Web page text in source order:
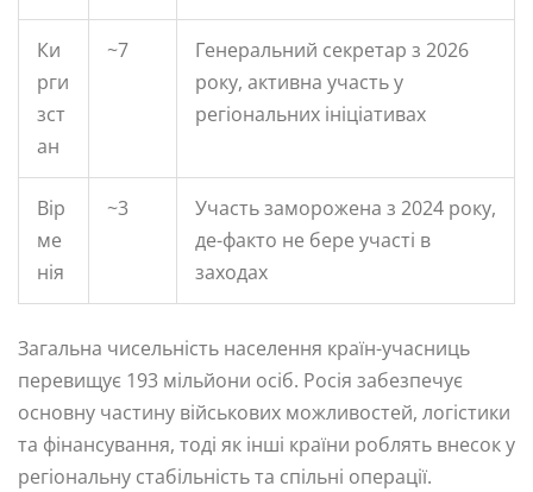
Ки
рги
зст
ан
~7
Генеральний секретар з 2026
року, активна участь у
регіональних ініціативах
Вір
ме
нія
~3
Участь заморожена з 2024 року,
де-факто не бере участі в
заходах
Загальна чисельність населення країн-учасниць
перевищує 193 мільйони осіб. Росія забезпечує
основну частину військових можливостей, логістики
та фінансування, тоді як інші країни роблять внесок у
регіональну стабільність та спільні операції.